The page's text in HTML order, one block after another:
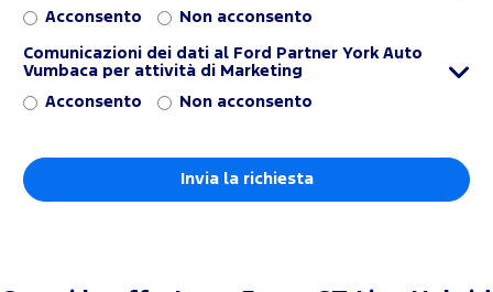
Acconsento Non acconsento
Comunicazioni dei dati al Ford Partner York Auto
Vumbaca per attività di Marketing
Acconsento Non acconsento